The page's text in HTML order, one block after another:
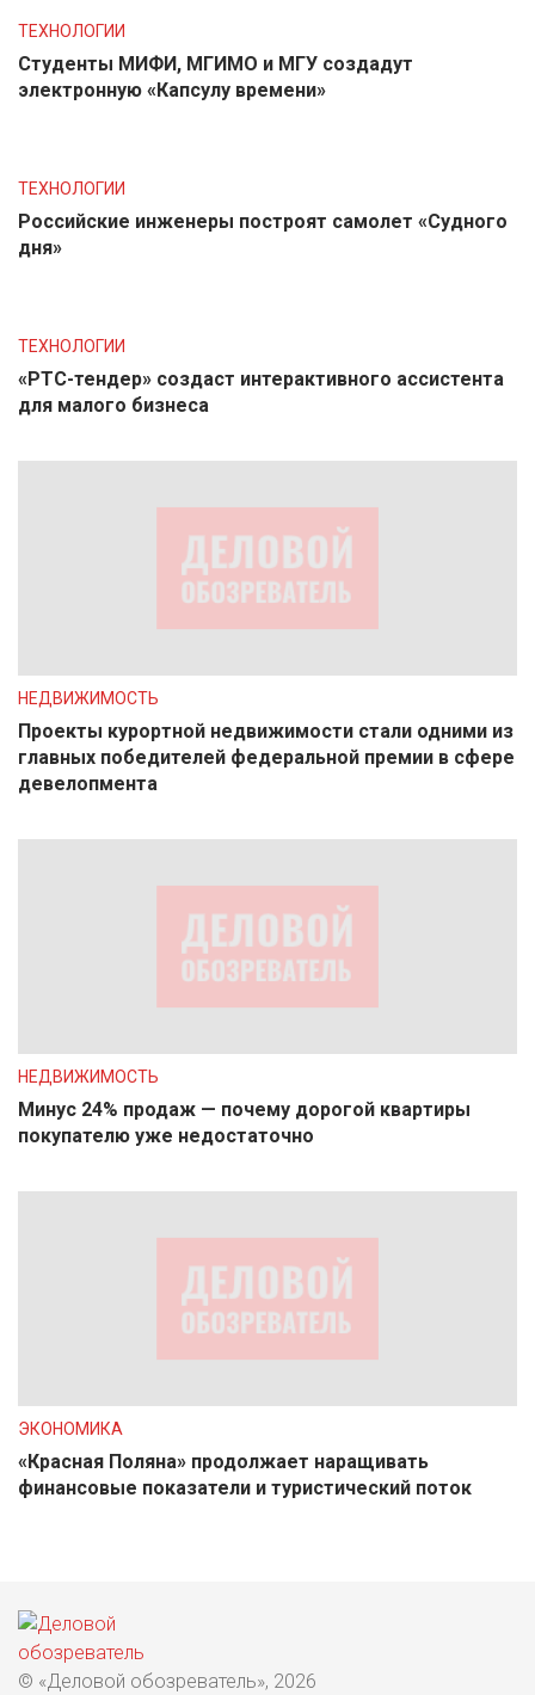
ТЕХНОЛОГИИ
Студенты МИФИ, МГИМО и МГУ создадут
электронную «Капсулу времени»
ТЕХНОЛОГИИ
Российские инженеры построят самолет «Судного
дня»
ТЕХНОЛОГИИ
«РТС-тендер» создаст интерактивного ассистента
для малого бизнеса
НЕДВИЖИМОСТЬ
Проекты курортной недвижимости стали одними из
главных победителей федеральной премии в сфере
девелопмента
НЕДВИЖИМОСТЬ
Минус 24% продаж — почему дорогой квартиры
покупателю уже недостаточно
ЭКОНОМИКА
«Красная Поляна» продолжает наращивать
финансовые показатели и туристический поток
© «Деловой обозреватель», 2026